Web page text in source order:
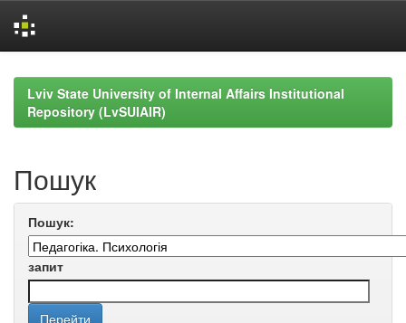
navigationLviv State University of Internal Affairs Institutional
Repository (LvSUIAIR)
Пошук
Пошук:
запит